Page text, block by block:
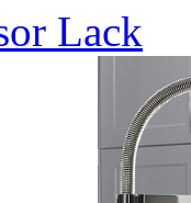
Lack